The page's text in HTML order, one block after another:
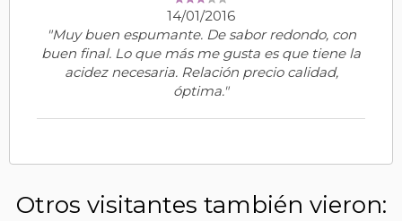
14/01/2016
"Muy buen espumante. De sabor redondo, con
buen final. Lo que más me gusta es que tiene la
acidez necesaria. Relación precio calidad,
óptima."
Otros visitantes también vieron: